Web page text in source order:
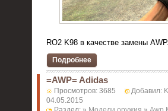
RO2 K98 в качестве замены
Подробнее
=AWP= Adidas
Просмотров: 3685 Добавил:
04.05.2015